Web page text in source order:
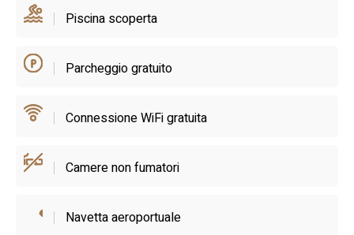
raggiungibile in pochi minuti a piedi o in auto e la stazione
privilegiato materiali tipici e soluzioni che mantengono la
forma originaria del trullo, adeguandone comfort e servizi
alle esigenze dei visitatori moderni.
Piscina scoperta
Parcheggio gratuito
Connessione WiFi gratuita
Camere non fumatori
Navetta aeroportuale